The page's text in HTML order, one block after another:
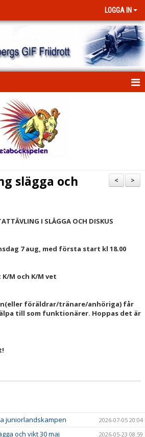
LOGGA IN
>
<
slägga och
I SLÄGGA OCH DISKUS
7 aug, med första start kl 18.00
K/M och K/M vet
föräldrar/tränare/anhöriga) får
till som funktionärer. Hoppas det är
juniorlandskampen 2026-07-05 20:04
och vikt 30 maj 2026-05-23 08:59